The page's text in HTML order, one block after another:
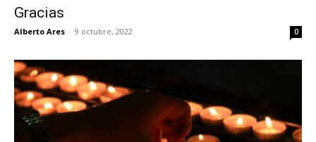
Gracias
Alberto Ares - 9 octubre, 2022 0